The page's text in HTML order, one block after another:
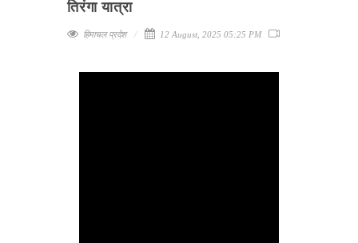
तिरंगा यात्रा
हिमाचल प्रदेश 12 August, 2025 05:25 PM